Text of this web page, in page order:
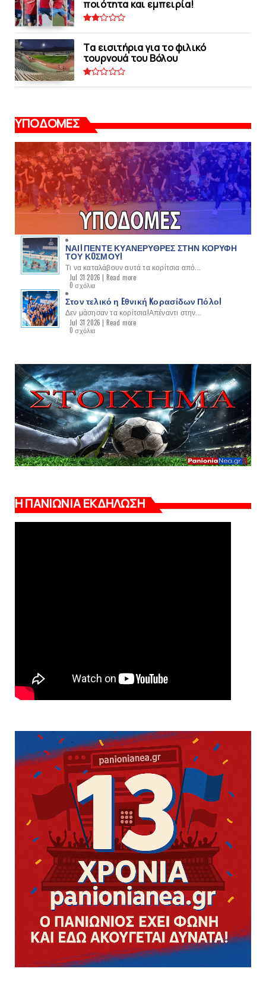
ποιότητα και εμπειρία!
Tα εισιτήρια για το φιλικό
τουρνουά του Bόλου
ΥΠΟΔΟΜΕΣ
ΝΑΙ! ΠΕΝΤΕ ΚΥΑΝΕΡΥΘΡΕΣ ΣΤΗΝ ΚΟΡΥΦΗ
ΤΟΥ ΚOΣΜΟΥ!
Τι να καταλάβουν αυτά τα κορίτσια από...
Jul 31 2026 | Read more
0 σχόλια
Στον τελικό η Eθνική Kορασίδων Πόλο!
Δεν μάσησαν τα κορίτσια!Απέναντι στην...
Jul 31 2026 | Read more
0 σχόλια
Η ΠΑΝΙΩΝΙΑ ΕΚΔΗΛΩΣΗ